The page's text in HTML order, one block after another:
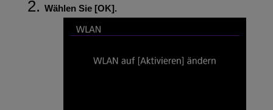
Wählen Sie [OK].